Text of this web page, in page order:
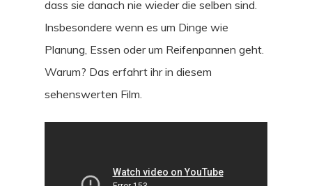
dass sie danach nie wieder die selben sind.
Insbesondere wenn es um Dinge wie
Planung, Essen oder um Reifenpannen geht.
Warum? Das erfahrt ihr in diesem
sehenswerten Film.